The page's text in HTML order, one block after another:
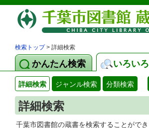
検索トップ> 詳細検索
かんたん検索 いろい
詳細検索 ジャンル検索 分類検索
詳細検索
千葉市図書館の蔵書を検索す